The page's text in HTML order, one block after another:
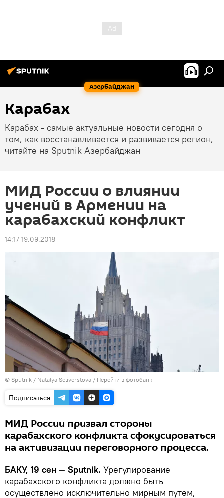
Азербайджан
Карабах
Карабах - самые актуальные новости сегодня о
том, как восстанавливается и развивается регион,
читайте на Sputnik Азербайджан
МИД России о влиянии
учений в Армении на
карабахский конфликт
14:17 19.09.2018
© Sputnik / Natalya Seliverstova / Перейти в фотобанк
Подписаться
МИД России призвал стороны
карабахского конфликта сфокусироваться
на активизации переговорного процесса.
БАКУ, 19 сен — Sputnik. Урегулирование
карабахского конфликта должно быть
осуществлено исключительно мирным путем,